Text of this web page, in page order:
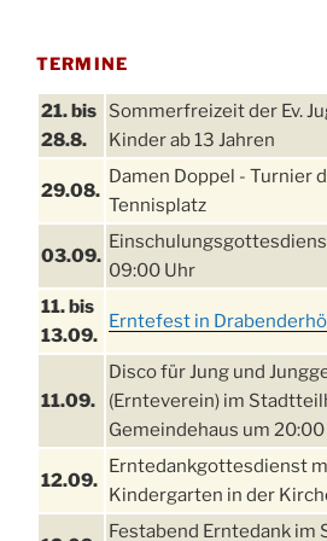
TERMINE
21. bis
28.8.
Sommerfreizeit der Ev.
Kinder ab 13 Jahren
29.08.
Damen Doppel - Turnier
Tennisplatz
03.09.
09:00 Uhr
11. bis
13.09.
Erntefest in
11.09.
Disco für Jung und
(Ernteverein) im
Gemeindehaus um
12.09.
Erntedankgottesdienst
Kindergarten in der
Festabend Erntedank